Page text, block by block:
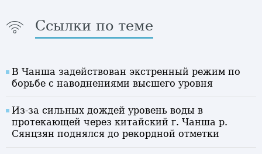
Ссылки по теме
В Чанша задействован экстренный режим по
борьбе с наводнениями высшего уровня
Из-за сильных дождей уровень воды в
протекающей через китайский г. Чанша р.
Сянцзян поднялся до рекордной отметки